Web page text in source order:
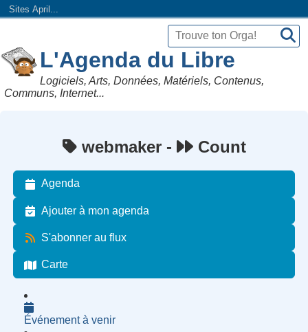
Sites April...
L'Agenda du Libre
Logiciels, Arts, Données, Matériels, Contenus,
Communs, Internet...
webmaker - Count
Agenda
Ajouter à mon agenda
S'abonner au flux
Carte
Événement à venir